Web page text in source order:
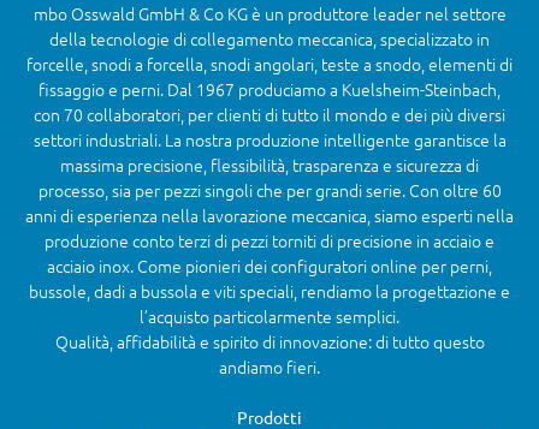
mbo Osswald GmbH & Co KG è un produttore leader nel settore
della tecnologie di collegamento meccanica, specializzato in
forcelle, snodi a forcella, snodi angolari, teste a snodo, elementi di
fissaggio e perni. Dal 1967 produciamo a Kuelsheim-Steinbach,
con 70 collaboratori, per clienti di tutto il mondo e dei più diversi
settori industriali. La nostra produzione intelligente garantisce la
massima precisione, flessibilità, trasparenza e sicurezza di
processo, sia per pezzi singoli che per grandi serie. Con oltre 60
anni di esperienza nella lavorazione meccanica, siamo esperti nella
produzione conto terzi di pezzi torniti di precisione in acciaio e
acciaio inox. Come pionieri dei configuratori online per perni,
bussole, dadi a bussola e viti speciali, rendiamo la progettazione e
l’acquisto particolarmente semplici.
Qualità, affidabilità e spirito di innovazione: di tutto questo
andiamo fieri.
Prodotti